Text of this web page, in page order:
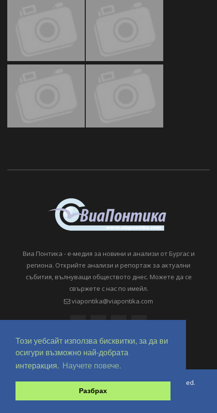
Този уебсайт използва бисквитки, за да ви
осигури възможно най-добрата
интеракция.
Научете повече.
Разбрах
Виа Понтика - е-медия за новини и анализи от Бургас и
региона. Открийте анализи и репортаж за актуални
събития, вълнуващи обществото днес. Можете да се
свържете с нас по имейл.
viapontika@viapontika.com
Copyright © 2018-2024 ViaPontika.com. All Rights Reserved.
Development @ OverHertz Ltd